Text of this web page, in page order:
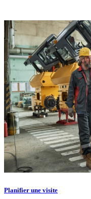
Planifier une visite